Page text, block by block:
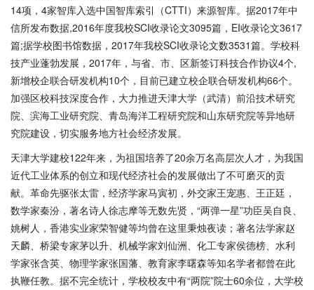
14项，4家智库入选中国智库索引（CTTI）来源智库。据2017年中
信所发布数据,2016年度我校SCI收录论文3095篇，EI收录论文3617
篇;据学校图书馆数据，2017年我校SCI收录论文数3531篇。学校科
技产业蓬勃发展，2017年，与省、市、区新签订科技合作协议4个,
新增校企联合研发机构10个，目前已建立校企联合研发机构66个。
加强区校科技深度合作，大力推进天津大学（武清）前沿技术研究
院、滨海工业研究院、青岛海洋工程研究院和山东研究院等异地研
究院建设，切实服务地方社会经济发展。
天津大学建校122年来，为祖国培养了20余万名高层次人才，为我国
近代工业体系的创立和现代经济社会的发展做出了不可磨灭的贡
献。革命先驱张太雷，经济学家马寅初，外交家王宠惠、王正廷，
数学家秦汾，著名诗人徐志摩等无数先贤，“两弹一星”功臣吴自良、
姚树人，香港实业家荣智健等均曾在这里秉烛夜读；著名法学家赵
天麟、桥梁专家茅以升、机械学家刘仙洲、化工专家侯德榜、水利
学家张含英、物理学家张国藩、教育家李曙森等知名学者都曾在此
执鞭任教。据不完全统计，学校校友中有“两院”院士60余位，大学校